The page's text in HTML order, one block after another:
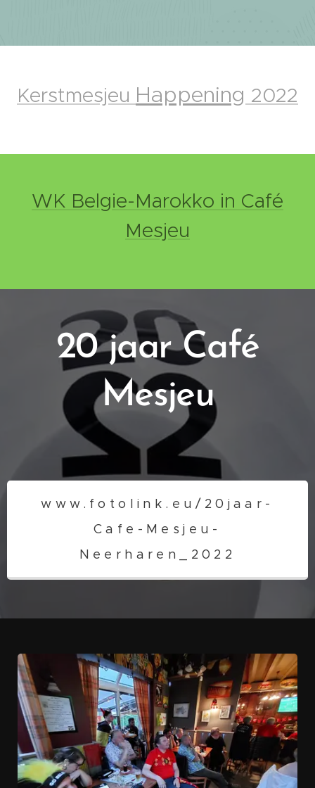
Kerstmesjeu Happening 2022
WK Belgie-Marokko in Café
Mesjeu
20 jaar Café
Mesjeu
www.fotolink.eu/20jaar-
Cafe-Mesjeu-
Neerharen_2022